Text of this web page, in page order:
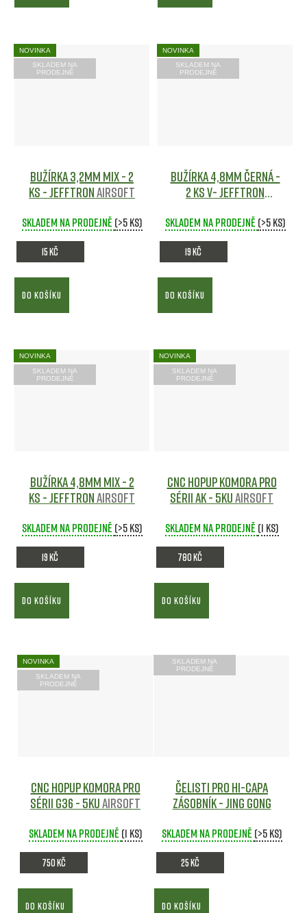
NOVINKA
SKLADEM NA
PRODEJNĚ
Bužírka 3,2mm mix - 2
ks - JeffTronAirsoft
Skladem na prodejně (>5 ks)
15 Kč
DO KOŠÍKU
NOVINKA
SKLADEM NA
PRODEJNĚ
Bužírka 4,8mm černá -
2 ks v- JeffTron
Skladem na prodejně (>5 ks)
19 Kč
DO KOŠÍKU
NOVINKA
SKLADEM NA
PRODEJNĚ
Bužírka 4,8mm mix - 2
ks - JeffTronAirsoft
Skladem na prodejně (>5 ks)
19 Kč
DO KOŠÍKU
NOVINKA
SKLADEM NA
PRODEJNĚ
CNC HopUp komora pro
sérii AK - 5KUAirsoft
Skladem na prodejně (1 ks)
780 Kč
DO KOŠÍKU
NOVINKA
SKLADEM NA
PRODEJNĚ
CNC HopUp komora pro
sérii G36 - 5KUAirsoft
Skladem na prodejně (1 ks)
750 Kč
DO KOŠÍKU
SKLADEM NA
PRODEJNĚ
Čelisti pro Hi-Capa
zásobník - Jing Gong
Skladem na prodejně (>5 ks)
25 Kč
DO KOŠÍKU